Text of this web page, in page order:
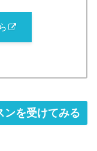
ンを受けてみる